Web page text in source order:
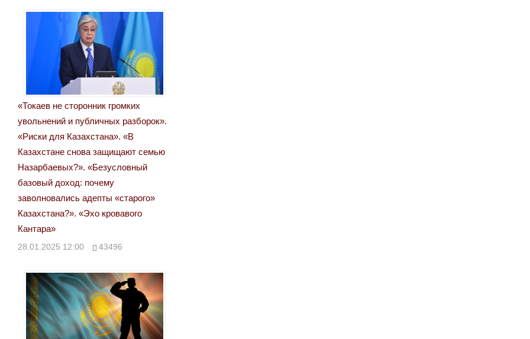
«Токаев не сторонник громких
увольнений и публичных разборок».
«Риски для Казахстана». «В
Казахстане снова защищают семью
Назарбаевых?». «Безусловный
базовый доход: почему
заволновались адепты «старого»
Казахстана?». «Эхо кровавого
Кантара»
28.01.2025 12:00 43496